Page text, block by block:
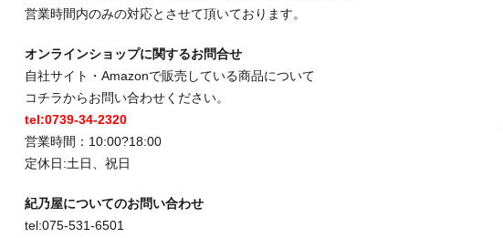
営業時間内のみの対応とさせて頂いております。
オンラインショップに関するお問合せ
自社サイト・Amazonで販売している商品について
コチラからお問い合わせください。
tel:0739-34-2320
営業時間：10:00?18:00
定休日:土日、祝日
紀乃屋についてのお問い合わせ
tel:075-531-6501